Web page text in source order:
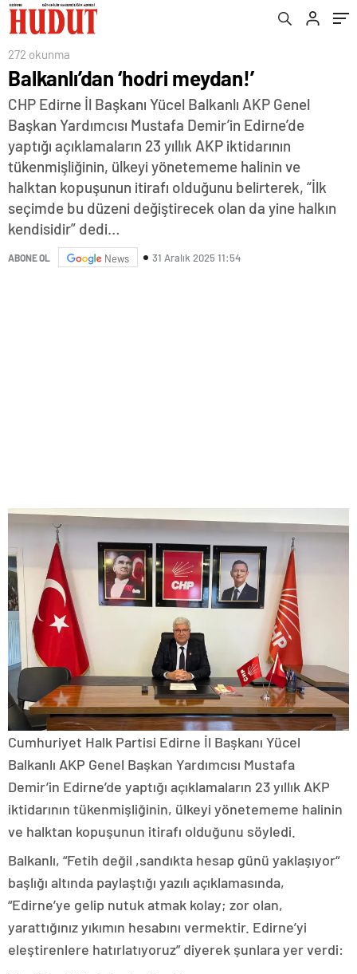
272 okunma
Balkanlı’dan ‘hodri meydan!’
CHP Edirne İl Başkanı Yücel Balkanlı AKP Genel
Başkan Yardımcısı Mustafa Demir’in Edirne’de
yaptığı açıklamaların 23 yıllık AKP iktidarının
tükenmişliğinin, ülkeyi yönetememe halinin ve
halktan kopuşunun itirafı olduğunu belirterek, “İlk
seçimde bu düzeni değiştirecek olan da yine halkın
kendisidir” dedi…
ABONE OL News 31 Aralık 2025 11:54
Cumhuriyet Halk Partisi Edirne İl Başkanı Yücel
Balkanlı AKP Genel Başkan Yardımcısı Mustafa
Demir’in Edirne’de yaptığı açıklamaların 23 yıllık AKP
iktidarının tükenmişliğinin, ülkeyi yönetememe halinin
ve halktan kopuşunun itirafı olduğunu söyledi.
Balkanlı, “Fetih değil ,sandıkta hesap günü yaklaşıyor“
başlığı altında paylaştığı yazılı açıklamasında,
“Edirne’ye gelip nutuk atmak kolay; zor olan,
yarattığınız yıkımın hesabını vermektir. Edirne’yi
eleştirenlere hatırlatıyoruz” diyerek şunlara yer verdi: